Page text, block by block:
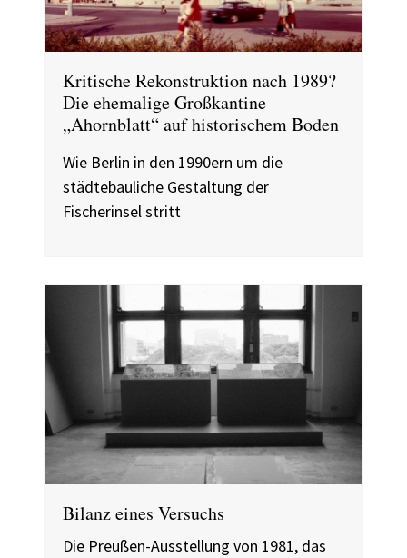
Kritische Rekonstruktion nach 1989?
Die ehemalige Großkantine
„Ahornblatt“ auf historischem Boden
Wie Berlin in den 1990ern um die
städtebauliche Gestaltung der
Fischerinsel stritt
Bilanz eines Versuchs
Die Preußen-Ausstellung von 1981, das